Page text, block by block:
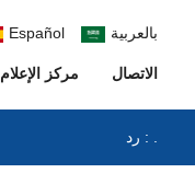
Español بالعربية
مركز الإعلام الاتصال
رد : .